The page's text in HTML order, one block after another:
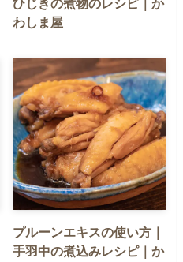
ひじきの煮物のレシピ｜か
わしま屋
プルーンエキスの使い方｜
手羽中の煮込みレシピ｜か